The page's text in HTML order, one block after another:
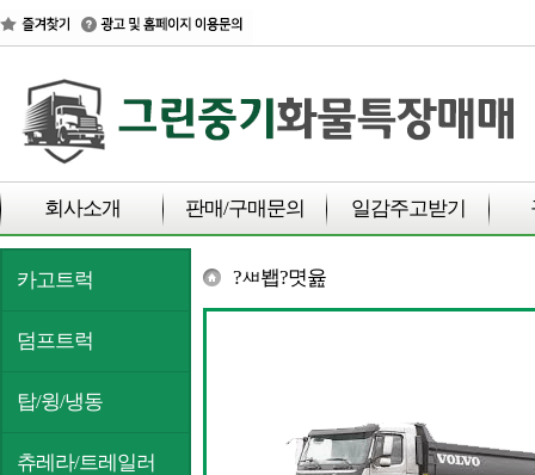
회사소개 판매/구매문의 일감주고받기
카고트럭
덤프트럭
탑/윙/냉동
츄레라/트레일러
?ㅽ봽?몃윮